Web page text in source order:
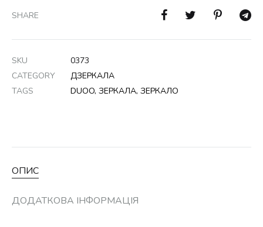
SHARE
SKU
0373
CATEGORY
ДЗЕРКАЛА
TAGS
DUOO, ЗЕРКАЛА, ЗЕРКАЛО
ОПИС
ДОДАТКОВА ІНФОРМАЦІЯ